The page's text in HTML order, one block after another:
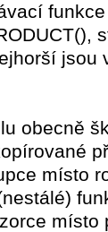
jsou
obecně
místo
místo